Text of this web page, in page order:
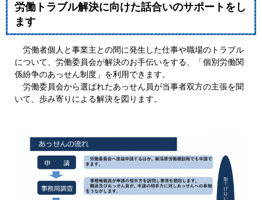
労働トラブル解決に向けた話合いのサポートをし
ます
労働者個人と事業主との間に発生した仕事や職場のトラブル
について、労働委員会が解決のお手伝いをする、「個別労働関
係紛争のあっせん制度」を利用できます。
労働委員会から選ばれたあっせん員が当事者双方の主張を聞
いて、歩み寄りによる解決を図ります。